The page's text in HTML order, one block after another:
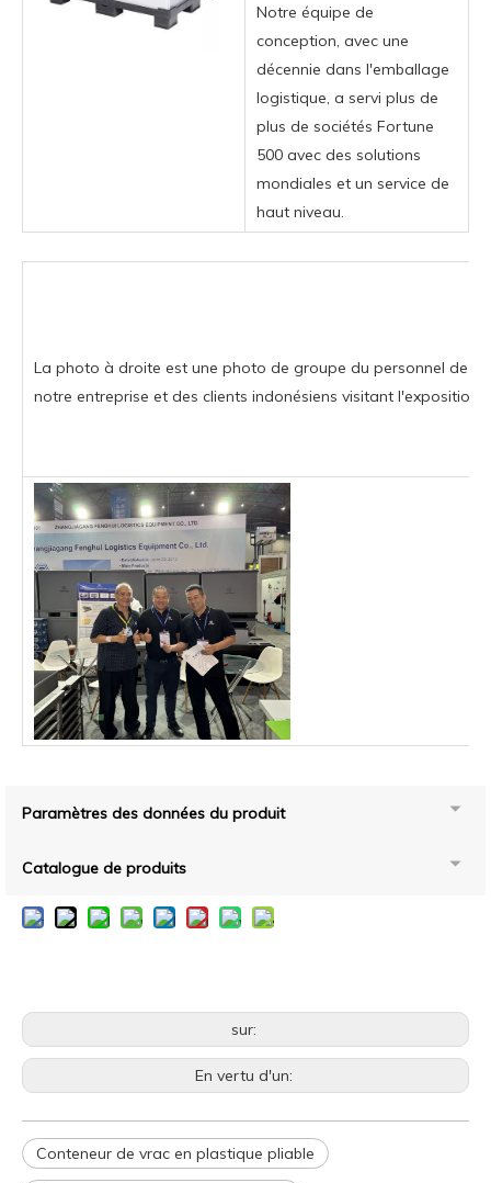
Notre équipe de
conception, avec une
décennie dans l'emballage
logistique, a servi plus de
plus de sociétés Fortune
500 avec des solutions
mondiales et un service de
haut niveau.
La photo à droite est une photo de groupe du personnel de
notre entreprise et des clients indonésiens visitant l'exposition
Paramètres des données du produit
Catalogue de produits
sur:
En vertu d'un:
Conteneur de vrac en plastique pliable